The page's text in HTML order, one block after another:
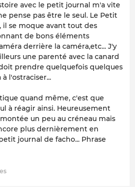
avec le petit journal m'a vite
pense pas être le seul. Le Petit
il se moque avant tout des
de bons éléments
derrière la caméra,etc... J'y
une parenté avec la canard
prendre quelquefois quelques
l'ostraciser...
quand même, c'est que
à réagir ainsi. Heureusement
un peu au créneau mais
plus dernièrement en
journal de facho... Phrase